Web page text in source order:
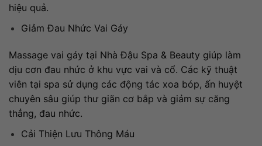
hiệu quả.
Giảm Đau Nhức Vai Gáy
Massage vai gáy tại Nhà Đậu Spa & Beauty giúp làm
dịu cơn đau nhức ở khu vực vai và cổ. Các kỹ thuật
viên tại spa sử dụng các động tác xoa bóp, ấn huyệt
chuyên sâu giúp thư giãn cơ bắp và giảm sự căng
thẳng, đau nhức.
Cải Thiện Lưu Thông Máu